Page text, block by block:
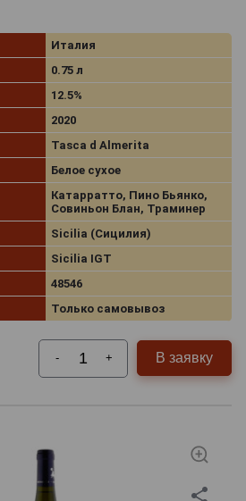
Италия
0.75 л
12.5%
2020
Tasca d Almerita
Белое сухое
Катарратто, Пино Бьянко,
Совиньон Блан, Траминер
Sicilia (Сицилия)
Sicilia IGT
48546
Только самовывоз
- + В заявку